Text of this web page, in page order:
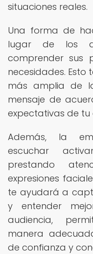
situaciones reales.
Una forma de
lugar de los
comprender sus
necesidades. Esto
más amplia de
mensaje de
expectativas de tu
Además, la
escuchar
prestando
expresiones
te ayudará a
y entender
audiencia,
manera
de confianza y